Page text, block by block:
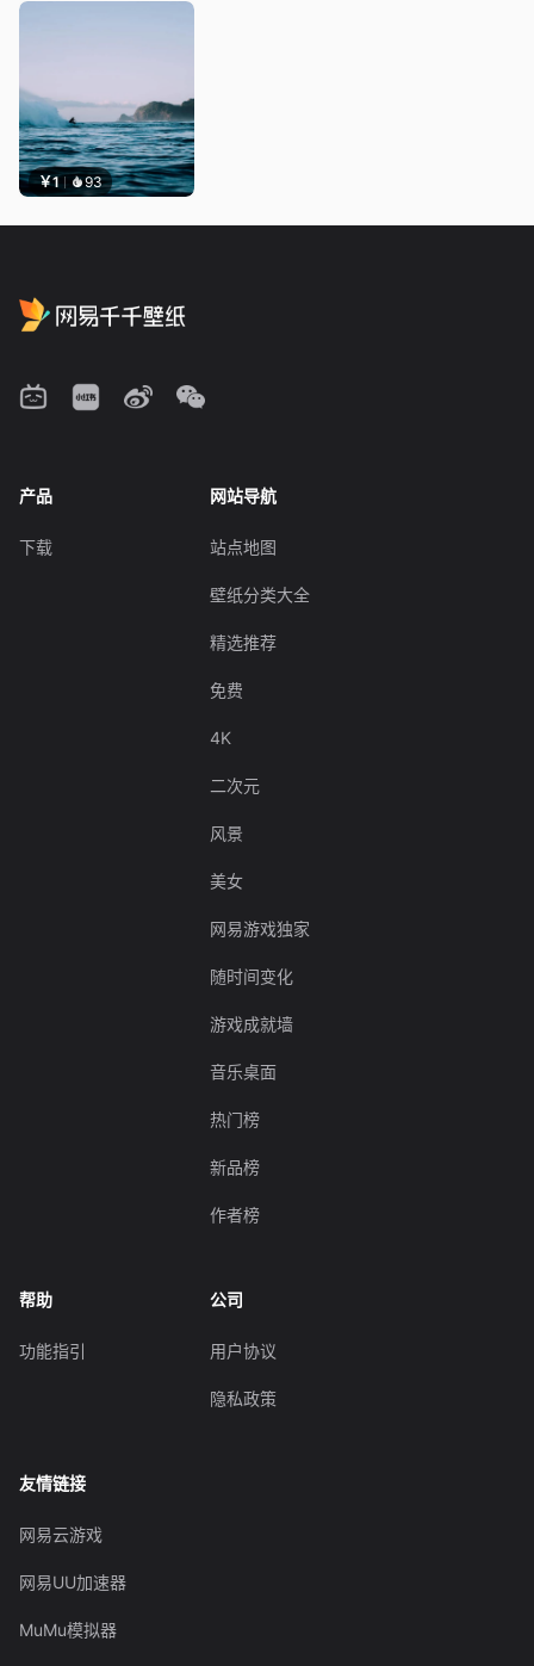
￥1 93
产品
下载
网站导航
站点地图
壁纸分类大全
精选推荐
免费
4K
二次元
风景
美女
网易游戏独家
随时间变化
游戏成就墙
音乐桌面
热门榜
新品榜
作者榜
帮助
功能指引
公司
用户协议
隐私政策
友情链接
网易云游戏
网易UU加速器
MuMu模拟器